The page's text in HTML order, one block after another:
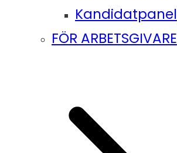
Kandidatpanel
FÖR ARBETSGIVARE